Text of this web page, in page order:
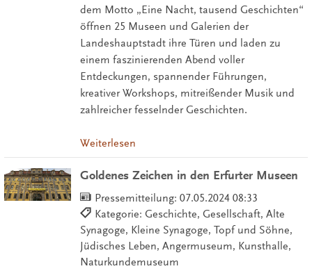
dem Motto „Eine Nacht, tausend Geschichten“
öffnen 25 Museen und Galerien der
Landeshauptstadt ihre Türen und laden zu
einem faszinierenden Abend voller
Entdeckungen, spannender Führungen,
kreativer Workshops, mitreißender Musik und
zahlreicher fesselnder Geschichten.
Weiterlesen
Goldenes Zeichen in den Erfurter Museen
Pressemitteilung: 07.05.2024 08:33
Kategorie: Geschichte, Gesellschaft, Alte
Synagoge, Kleine Synagoge, Topf und Söhne,
Jüdisches Leben, Angermuseum, Kunsthalle,
Naturkundemuseum